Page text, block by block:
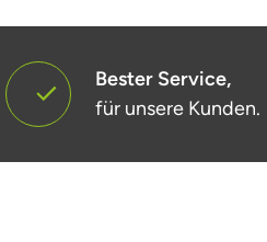
Bester Service,
für unsere Kunden.